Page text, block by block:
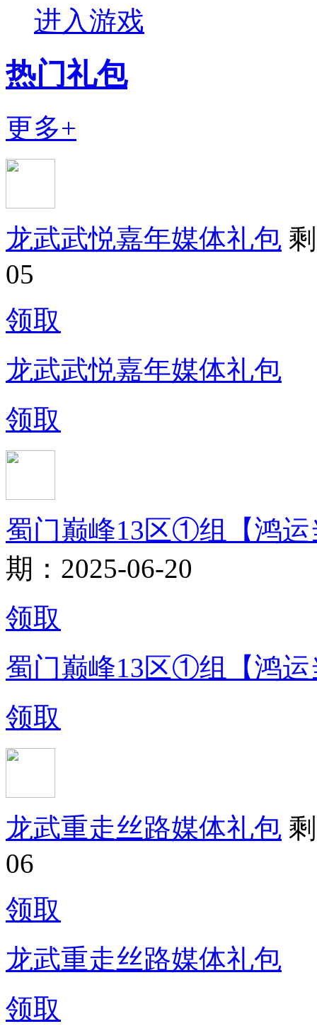
进入游戏
热门礼包
更多+
龙武武悦嘉年媒体礼包
05
领取
龙武武悦嘉年媒体礼包
领取
蜀门巅峰13区①组【鸿运
期：2025-06-20
领取
蜀门巅峰13区①组【鸿运
领取
龙武重走丝路媒体礼包
06
领取
龙武重走丝路媒体礼包
领取